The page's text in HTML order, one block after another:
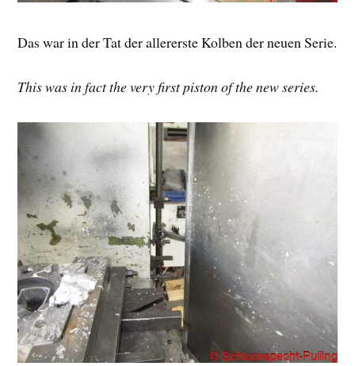
Das war in der Tat der allererste Kolben der neuen Serie.
This was in fact the very first piston of the new series.